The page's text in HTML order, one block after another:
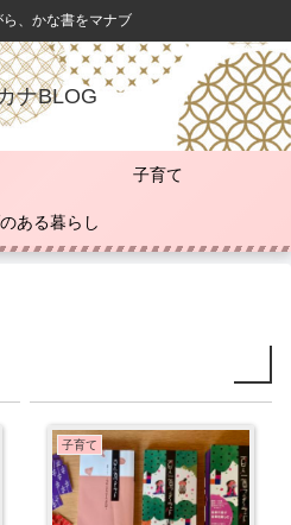
、かな書をマナブ
ナBLOG
子育て
ある暮らし
子育て